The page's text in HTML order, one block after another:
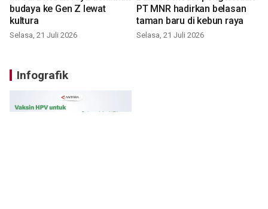
budaya ke Gen Z lewat
kultura
Selasa, 21 Juli 2026
PT MNR hadirkan belasan
taman baru di kebun raya
Selasa, 21 Juli 2026
Infografik